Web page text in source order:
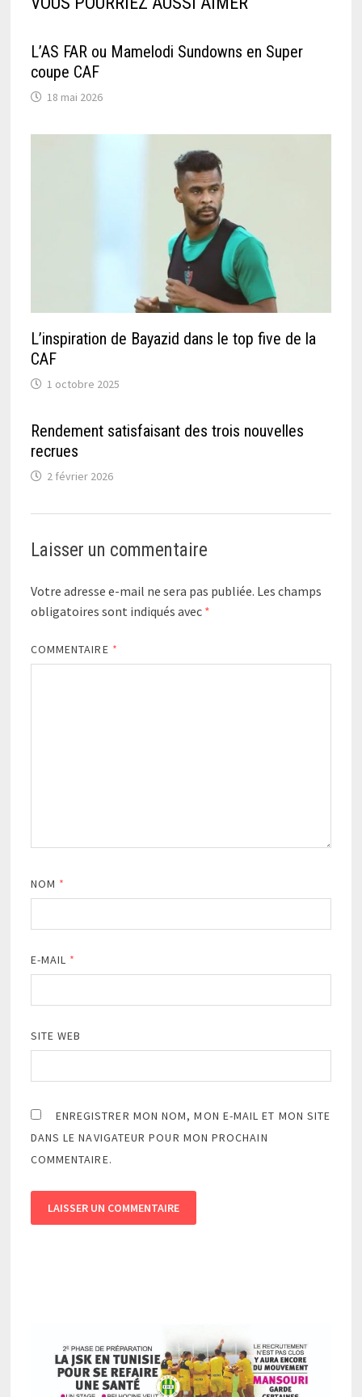
L’AS FAR ou Mamelodi Sundowns en Super
coupe CAF
18 mai 2026
L’inspiration de Bayazid dans le top five de la
CAF
1 octobre 2025
Rendement satisfaisant des trois nouvelles
recrues
2 février 2026
Laisser un commentaire
Votre adresse e-mail ne sera pas publiée. Les champs
obligatoires sont indiqués avec *
COMMENTAIRE *
NOM *
E-MAIL *
SITE WEB
ENREGISTRER MON NOM, MON E-MAIL ET MON SITE
DANS LE NAVIGATEUR POUR MON PROCHAIN
COMMENTAIRE.